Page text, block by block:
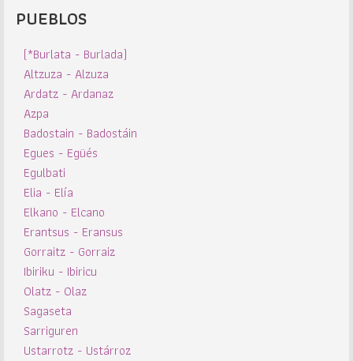
PUEBLOS
(*Burlata - Burlada)
Altzuza - Alzuza
Ardatz - Ardanaz
Azpa
Badostain - Badostáin
Egues - Egüés
Egulbati
Elia - Elía
Elkano - Elcano
Erantsus - Eransus
Gorraitz - Gorraiz
Ibiriku - Ibiricu
Olatz - Olaz
Sagaseta
Sarriguren
Ustarrotz - Ustárroz